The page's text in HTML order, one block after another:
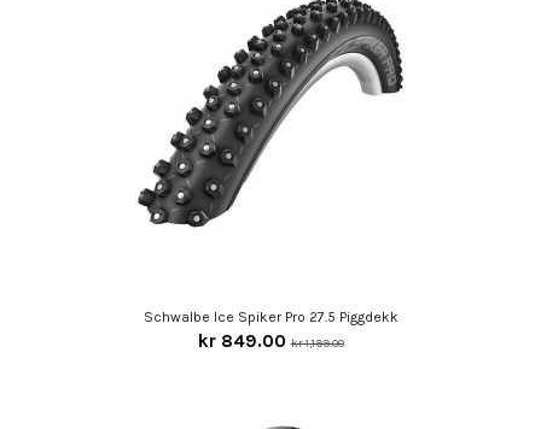
Schwalbe Ice Spiker Pro 27.5 Piggdekk
kr 849.00kr 1,199.00